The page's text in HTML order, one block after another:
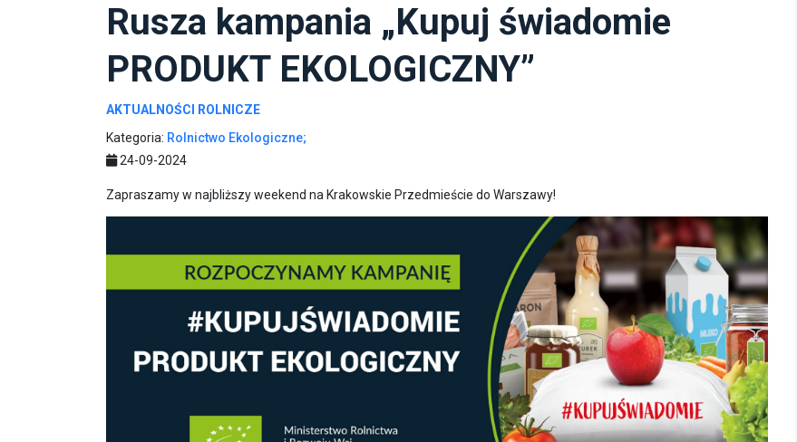
Rusza kampania „Kupuj świadomie
PRODUKT EKOLOGICZNY”
AKTUALNOŚCI ROLNICZE
Kategoria: Rolnictwo Ekologiczne;
24-09-2024
Zapraszamy w najbliższy weekend na Krakowskie Przedmieście do Warszawy!